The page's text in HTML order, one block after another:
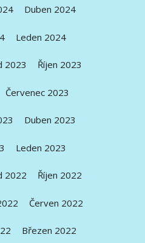
Duben 2024
Leden 2024
2023 Říjen 2023
Červenec 2023
Duben 2023
Leden 2023
2022 Říjen 2022
Červen 2022
Březen 2022